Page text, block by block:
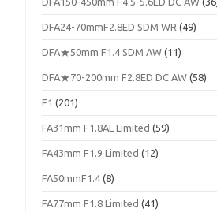
DFA24-70mmF2.8ED SDM WR (49)
DFA★50mm F1.4 SDM AW (11)
DFA★70-200mm F2.8ED DC AW (58)
F1 (201)
FA31mm F1.8AL Limited (59)
FA43mm F1.9 Limited (12)
FA50mmF1.4 (8)
FA77mm F1.8 Limited (41)